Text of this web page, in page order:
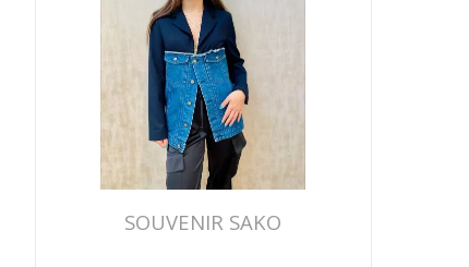
SOUVENIR SAKO